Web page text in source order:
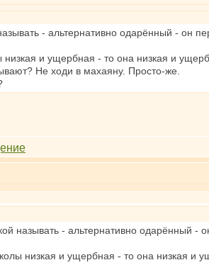
- альтернативно одарённый - он
и ущербная - то она низкая и
Не ходи в махаяну. Просто-же.
называть - альтернативно одарённый -
низкая и ущербная - то она низкая и